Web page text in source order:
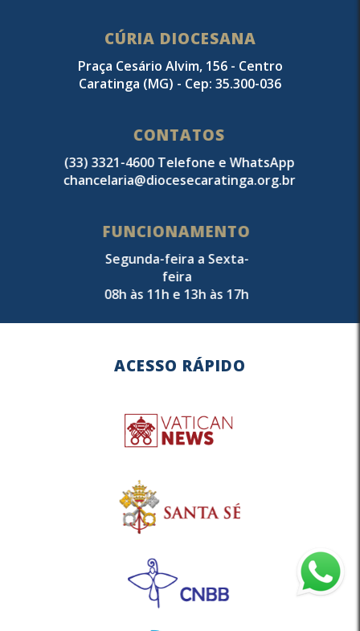
CÚRIA DIOCESANA
Praça Cesário Alvim, 156 - Centro
Caratinga (MG) - Cep: 35.300-036
CONTATOS
(33) 3321-4600 Telefone e WhatsApp
chancelaria@diocesecaratinga.org.br
FUNCIONAMENTO
Segunda-feira a Sexta-
feira
08h às 11h e 13h às 17h
ACESSO RÁPIDO